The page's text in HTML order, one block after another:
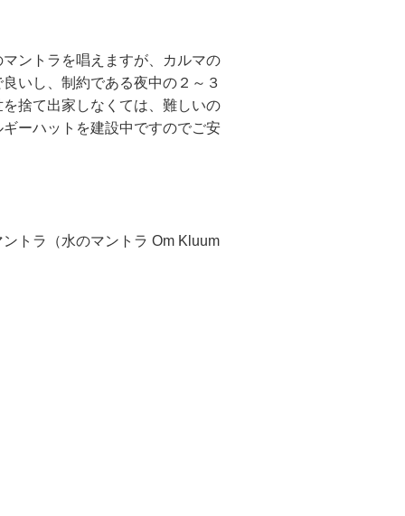
ントラを唱えますが、カルマの
いし、制約である夜中の２～３
捨て出家しなくては、難しいの
ーハットを建設中ですのでご安
トラ（水のマントラ Om Kluum